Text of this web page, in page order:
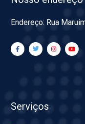
Endereço: Rua
Serviços